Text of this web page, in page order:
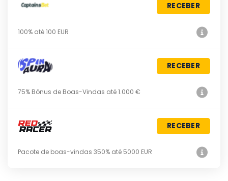
RECEBER
100% até 100 EUR
RECEBER
75% Bónus de Boas-Vindas até 1.000 €
RECEBER
Pacote de boas-vindas 350% até 5000 EUR